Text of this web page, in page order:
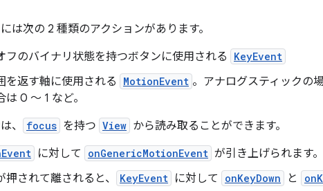
は次の 2 種類のアクションがあります。
フのバイナリ状態を持つボタンに使用される
KeyEvent
を返す軸に使用される MotionEvent 。アナログスティックの
は 0 ～ 1 など。
、
focus を持つ View から読み取ることができます。
に対して onGenericMotionEvent が引き上げられます。
押されて離されると、
KeyEvent に対して onKeyDown と